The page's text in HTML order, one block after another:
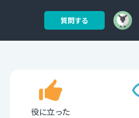
質問する
役に立った